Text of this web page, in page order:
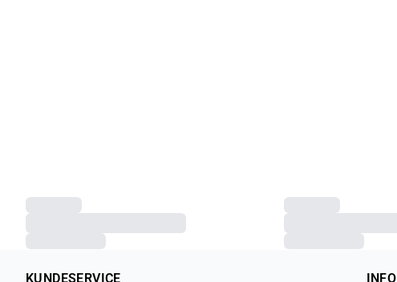
KUNDESERVICE INFO